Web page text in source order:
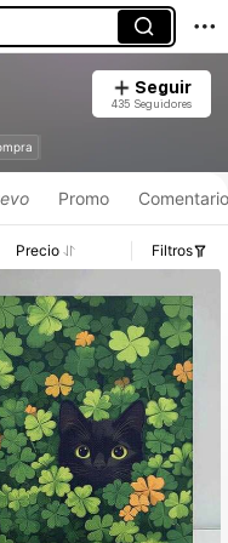
Seguir
435 Seguidores
Promo
Precio Filtros